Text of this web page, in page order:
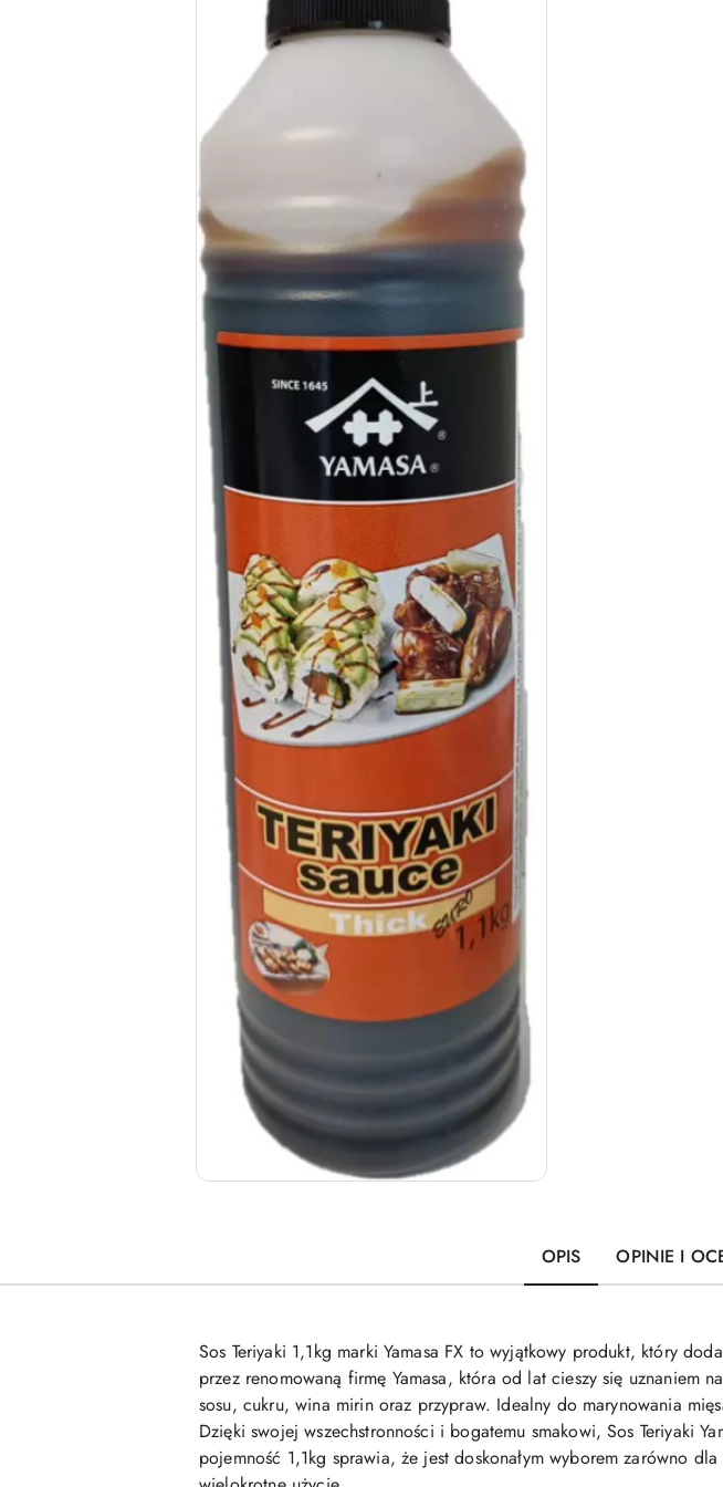
OPIS OPINIE I
Sos Teriyaki 1,1kg marki Yamasa FX to wyjątkowy produkt, który
przez renomowaną firmę Yamasa, która od lat cieszy się uznaniem
sosu, cukru, wina mirin oraz przypraw. Idealny do marynowania
Dzięki swojej wszechstronności i bogatemu smakowi, Sos Teriyaki
pojemność 1,1kg sprawia, że jest doskonałym wyborem zarówno